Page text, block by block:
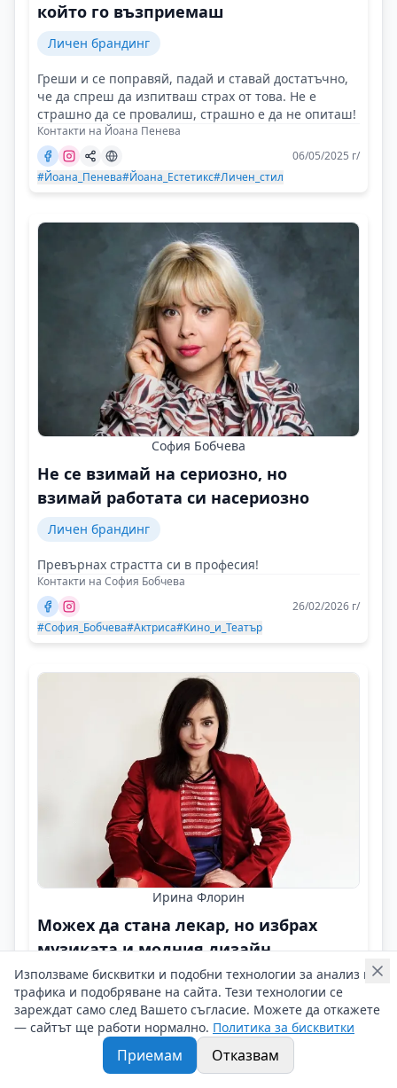
който го възприемаш
Личен брандинг
Греши и се поправяй, падай и ставай достатъчно,
че да спреш да изпитваш страх от това. Не е
страшно да се провалиш, страшно е да не опиташ!
Контакти на Йоана Пенева
06/05/2025 г/
#Йоана_Пенева#Йоана_Естетикс#Личен_стил
София Бобчева
Не се взимай на сериозно, но
взимай работата си насериозно
Личен брандинг
Превърнах страстта си в професия!
Контакти на София Бобчева
26/02/2026 г/
#София_Бобчева#Актриса#Кино_и_Театър
Ирина Флорин
Можех да стана лекар, но избрах
музиката и модния дизайн
Личен брандинг
Ирина Флорин, поп-изпълнител, продуцент, автор,
артист, дизайнер на модни колекции и интериор!
Контакти на Ирина Флорин
15/02/2026 г/
Използваме бисквитки и подобни технологии за анализ на
трафика и подобряване на сайта. Тези технологии се
зареждат само след Вашето съгласие. Можете да откажете
— сайтът ще работи нормално. Политика за бисквитки
Приемам Отказвам